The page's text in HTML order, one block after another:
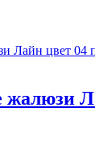
жалюзи